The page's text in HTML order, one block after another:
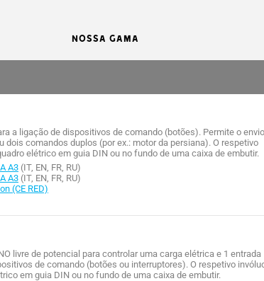
NOSSA GAMA
a ligação de dispositivos de comando (botões). Permite o
dois comandos duplos (por ex.: motor da persiana). O respetivo
elétrico em guia DIN ou no fundo de uma caixa de embutir.
A3 (IT, EN, FR, RU)
A3 (IT, EN, FR, RU)
(CE RED)
livre de potencial para controlar uma carga elétrica e 1 entrada
de comando (botões ou interruptores). O respetivo
em guia DIN ou no fundo de uma caixa de embutir.